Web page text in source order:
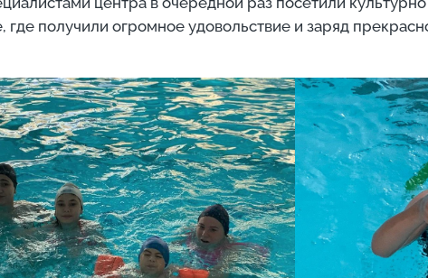
получили огромное удовольствие и заряд